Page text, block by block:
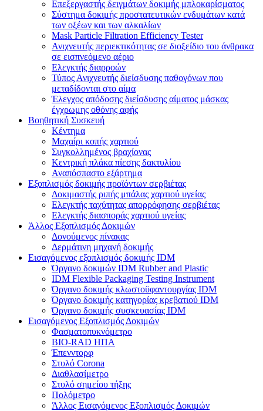
Επεξεργαστής δειγμάτων δοκιμής μπλοκαρίσματος
Σύστημα δοκιμής προστατευτικών ενδυμάτων κατά
των οξέων και των αλκαλίων
Mask Particle Filtration Efficiency Tester
Ανιχνευτής περιεκτικότητας σε διοξείδιο του άνθρακα
σε εισπνεόμενο αέριο
Ελεγκτής διαρροών
Τύπος Ανιχνευτής διείσδυσης παθογόνων που
μεταδίδονται στο αίμα
Έλεγχος απόδοσης διείσδυσης αίματος μάσκας
έγχρωμης οθόνης αφής
Βοηθητική Συσκευή
Κέντημα
Μαχαίρι κοπής χαρτιού
Συγκολλημένος βραχίονας
Κεντρική πλάκα πίεσης δακτυλίου
Αναπόσπαστο εξάρτημα
Εξοπλισμός δοκιμής προϊόντων σερβιέτας
Δοκιμαστής ριπής μπάλας χαρτιού υγείας
Ελεγκτής ταχύτητας απορρόφησης σερβιέτας
Ελεγκτής διασποράς χαρτιού υγείας
Άλλος Εξοπλισμός Δοκιμών
Δονούμενος πίνακας
Δερμάτινη μηχανή δοκιμής
Εισαγόμενος εξοπλισμός δοκιμής IDM
Όργανο δοκιμών IDM Rubber and Plastic
IDM Flexible Packaging Testing Instrument
Όργανο δοκιμής κλωστοϋφαντουργίας IDM
Όργανο δοκιμής κατηγορίας κρεβατιού IDM
Όργανο δοκιμής συσκευασίας IDM
Εισαγόμενος Εξοπλισμός Δοκιμών
Φασματοπυκνόμετρο
BIO-RAD ΗΠΑ
Έπενντορφ
Στυλό Corona
Διαθλασίμετρο
Στυλό σημείου τήξης
Πολόμετρο
Άλλος Εισαγόμενος Εξοπλισμός Δοκιμών